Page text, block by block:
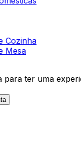
Cozinha
Mesa
para ter uma